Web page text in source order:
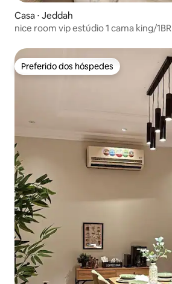
Casa ⋅ Jeddah
nice room vip estúdio 1 cama king/1BR
Preferido dos hóspedes
Preferido dos hóspedes